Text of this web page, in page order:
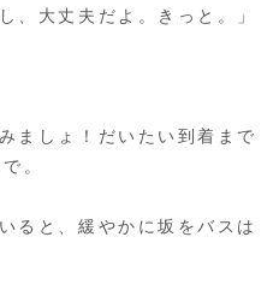
、大丈夫だよ。きっと。」
ましょ！だいたい到着まで
。
ると、緩やかに坂をバスは